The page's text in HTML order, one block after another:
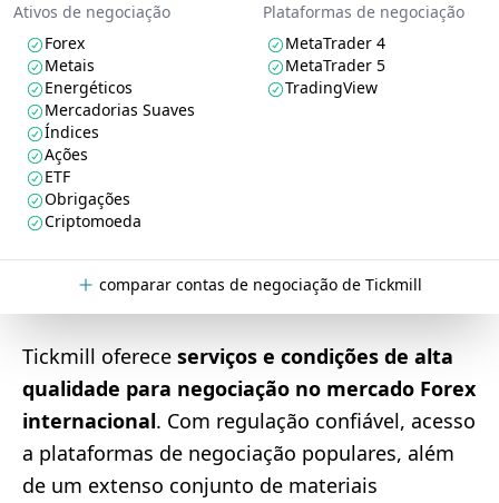
Ativos de negociação
Forex
Metais
Energéticos
Mercadorias Suaves
Índices
Ações
ETF
Obrigações
Criptomoeda
Plataformas de negociação
MetaTrader 4
MetaTrader 5
TradingView
comparar contas de negociação de Tickmill
Tickmill oferece serviços e condições de alta
qualidade para negociação no mercado Forex
internacional. Com regulação confiável, acesso
a plataformas de negociação populares, além
de um extenso conjunto de materiais